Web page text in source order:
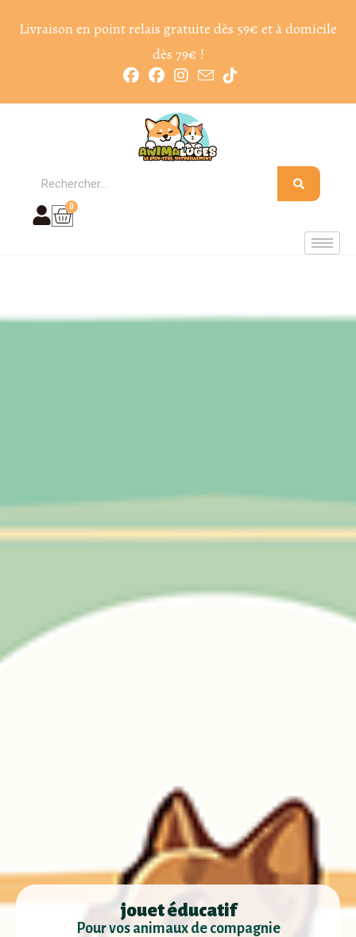
Livraison en point relais gratuite dès 59€ et à domicile
dès 79€ !
0
jouet éducatif
Pour vos animaux de compagnie